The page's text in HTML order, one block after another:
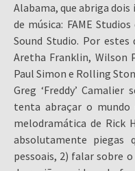
Alabama, que abriga
de música: FAME
Sound Studio. Por estes
Aretha Franklin, Wilson
Paul Simon e Rolling
Greg ‘Freddy’
tenta abraçar o
melodramática de Rick
absolutamente piegas
pessoais, 2) falar sobre